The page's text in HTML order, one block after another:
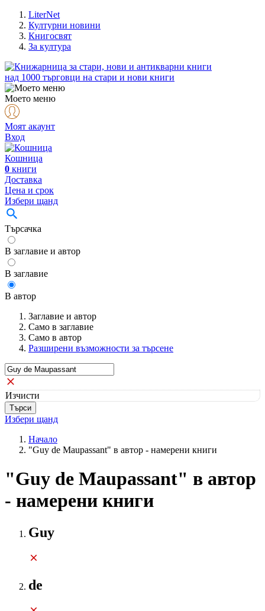
LiterNet
Културни новини
Книгосвят
За култура
над 1000 търговци на стари и нови книги
Моето меню
Моят акаунт
Вход
Кошница
0 книги
Доставка
Цена и срок
Избери щанд
Търсачка
В заглавие и автор
В заглавие
В автор
Заглавие и автор
Само в заглавие
Само в автор
Разширени възможности за търсене
Изчисти
Избери щанд
Начало
"Guy de Maupassant" в автор - намерени книги
"Guy de Maupassant" в автор
- намерени книги
Guy
de